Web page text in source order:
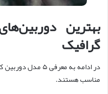
بهترین
گرافیک
در ادامه به
مناسب هستند.